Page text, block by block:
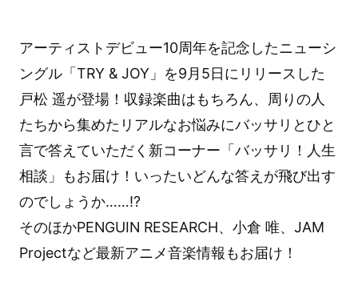
アーティストデビュー10周年を記念したニューシ
ングル「TRY & JOY」を9月5日にリリースした
戸松 遥が登場！収録楽曲はもちろん、周りの人
たちから集めたリアルなお悩みにバッサリとひと
言で答えていただく新コーナー「バッサリ！人生
相談」もお届け！いったいどんな答えが飛び出す
のでしょうか……!?
そのほかPENGUIN RESEARCH、小倉 唯、JAM
Projectなど最新アニメ音楽情報もお届け！